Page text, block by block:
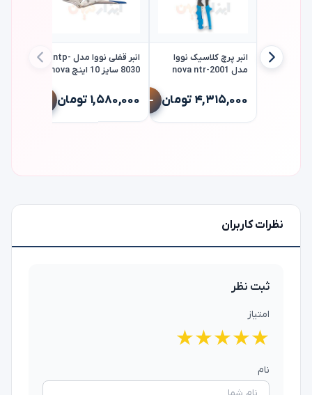
انبر پرچ کلاسیک نووا
مدل nova ntr-2001
۴,۳۱۵,۰۰۰ تومان
انبر قفلی نووا مدل ntp-
8030 سایز 10 اینچ nova
۱,۵۸۰,۰۰۰ تومان
نظرات کاربران
ثبت نظر
امتیاز
★
★
★
★
★
نام